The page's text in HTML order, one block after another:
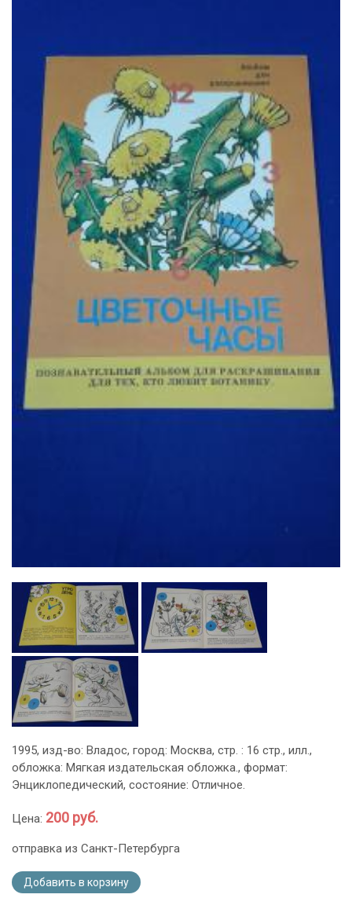
1995, изд-во: Владос, город: Москва, стр. : 16 стр., илл.,
обложка: Мягкая издательская обложка., формат:
Энциклопедический, состояние: Отличное.
Цена: 200 руб.
отправка из Санкт-Петербурга
Добавить в корзину